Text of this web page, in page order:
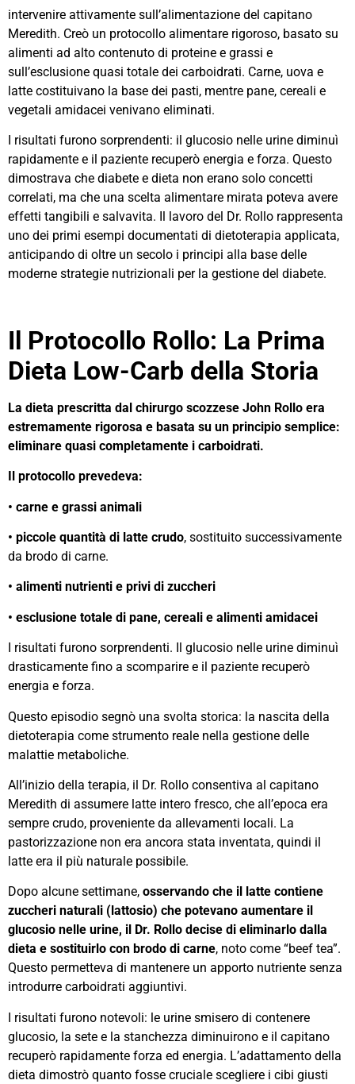
intervenire attivamente sull’alimentazione del capitano
Meredith. Creò un protocollo alimentare rigoroso, basato su
alimenti ad alto contenuto di proteine e grassi e
sull’esclusione quasi totale dei carboidrati. Carne, uova e
latte costituivano la base dei pasti, mentre pane, cereali e
vegetali amidacei venivano eliminati.
I risultati furono sorprendenti: il glucosio nelle urine diminuì
rapidamente e il paziente recuperò energia e forza. Questo
dimostrava che diabete e dieta non erano solo concetti
correlati, ma che una scelta alimentare mirata poteva avere
effetti tangibili e salvavita. Il lavoro del Dr. Rollo rappresenta
uno dei primi esempi documentati di dietoterapia applicata,
anticipando di oltre un secolo i principi alla base delle
moderne strategie nutrizionali per la gestione del diabete.
Il Protocollo Rollo: La Prima
Dieta Low-Carb della Storia
La dieta prescritta dal chirurgo scozzese John Rollo era
estremamente rigorosa e basata su un principio semplice:
eliminare quasi completamente i carboidrati.
Il protocollo prevedeva:
• carne e grassi animali
• piccole quantità di latte crudo, sostituito successivamente
da brodo di carne.
• alimenti nutrienti e privi di zuccheri
• esclusione totale di pane, cereali e alimenti amidacei
I risultati furono sorprendenti. Il glucosio nelle urine diminuì
drasticamente fino a scomparire e il paziente recuperò
energia e forza.
Questo episodio segnò una svolta storica: la nascita della
dietoterapia come strumento reale nella gestione delle
malattie metaboliche.
All’inizio della terapia, il Dr. Rollo consentiva al capitano
Meredith di assumere latte intero fresco, che all’epoca era
sempre crudo, proveniente da allevamenti locali. La
pastorizzazione non era ancora stata inventata, quindi il
latte era il più naturale possibile.
Dopo alcune settimane, osservando che il latte contiene
zuccheri naturali (lattosio) che potevano aumentare il
glucosio nelle urine, il Dr. Rollo decise di eliminarlo dalla
dieta e sostituirlo con brodo di carne, noto come “beef tea”.
Questo permetteva di mantenere un apporto nutriente senza
introdurre carboidrati aggiuntivi.
I risultati furono notevoli: le urine smisero di contenere
glucosio, la sete e la stanchezza diminuirono e il capitano
recuperò rapidamente forza ed energia. L’adattamento della
dieta dimostrò quanto fosse cruciale scegliere i cibi giusti